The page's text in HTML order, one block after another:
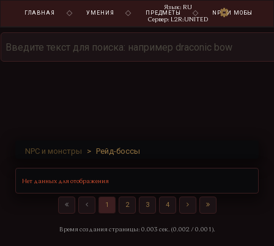
ГЛАВНАЯ УМЕНИЯ ПРЕДМЕТЫ NPC И МОБЫ
Язык: RU
Сервер: L2R:UNITED
NPC и монстры Рейд-боссы
Нет данных для отображения
1 2 3 4
Время создания страницы: 0.003 сек. (0.002 / 0.001).